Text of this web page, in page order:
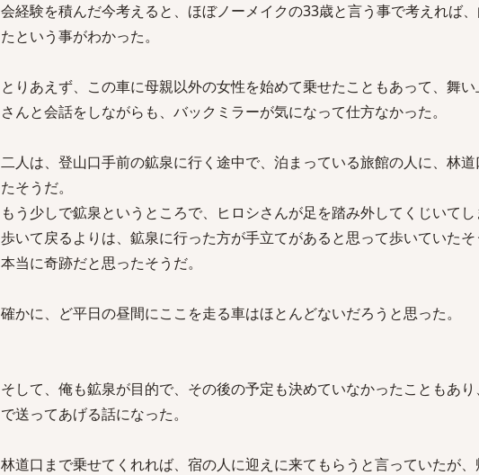
会経験を積んだ今考えると、ほぼノーメイクの33歳と言う事で考えれば
たという事がわかった。
とりあえず、この車に母親以外の女性を始めて乗せたこともあって、舞
さんと会話をしながらも、バックミラーが気になって仕方なかった。
二人は、登山口手前の鉱泉に行く途中で、泊まっている旅館の人に、林
たそうだ。
もう少しで鉱泉というところで、ヒロシさんが足を踏み外してくじいてし
歩いて戻るよりは、鉱泉に行った方が手立てがあると思って歩いていた
本当に奇跡だと思ったそうだ。
確かに、ど平日の昼間にここを走る車はほとんどないだろうと思った。
そして、俺も鉱泉が目的で、その後の予定も決めていなかったこともあ
で送ってあげる話になった。
林道口まで乗せてくれれば、宿の人に迎えに来てもらうと言っていたが